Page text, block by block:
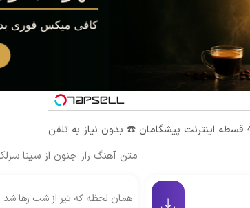
متن آهنگ راز جنون از سینا
همان لحظه که تیر از شب رها